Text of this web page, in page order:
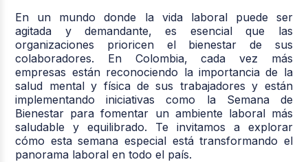
En un mundo donde la vida laboral puede ser
agitada y demandante, es esencial que las
organizaciones prioricen el bienestar de sus
colaboradores. En Colombia, cada vez más
empresas están reconociendo la importancia de la
salud mental y física de sus trabajadores y están
implementando iniciativas como la Semana de
Bienestar para fomentar un ambiente laboral más
saludable y equilibrado. Te invitamos a explorar
cómo esta semana especial está transformando el
panorama laboral en todo el país.